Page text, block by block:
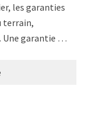
les garanties
terrain,
Une garantie …